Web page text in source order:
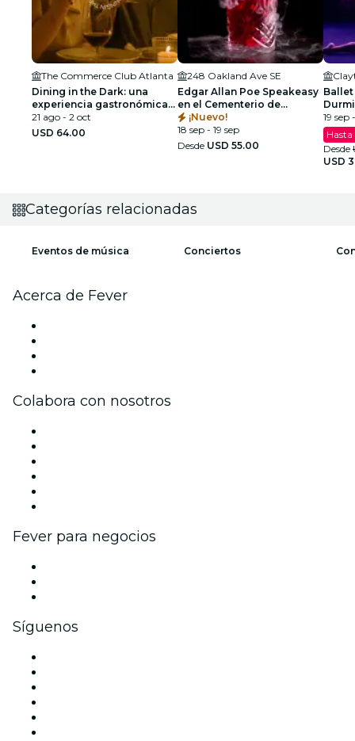
The Commerce Club Atlanta
Dining in the Dark: una
experiencia gastronómica
única con los ojos
vendados en el Commerce
21 ago - 2 oct
USD 64.00
248 Oakland Ave SE
Edgar Allan Poe Speakeasy
en el Cementerio de
Oakland - Atlanta, GA
¡Nuevo!
18 sep - 19 sep
Desde USD 55.00
Ballet
19 sep
Hasta
Desde
USD
Categorías relacionadas
Eventos de música Conciertos
Acerca de Fever
Colabora con nosotros
Fever para negocios
Síguenos